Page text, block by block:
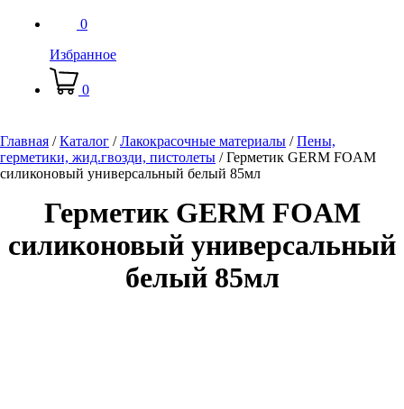
0
Избранное
0
Главная /Каталог /Лакокрасочные материалы /Пены,
герметики, жид.гвозди, пистолеты /Герметик GERM FOAM
силиконовый универсальный белый 85мл
Герметик GERM FOAM
силиконовый универсальный
белый 85мл